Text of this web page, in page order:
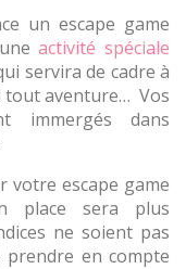
un escape game
uneactivité spéciale
servira de cadre à
tout aventure… Vos
immergés dans
votre escape game
place sera plus
ne soient pas
prendre en compte